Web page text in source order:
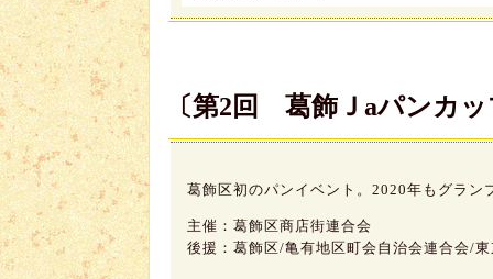
〔第2回 葛飾Ｊaパン
葛飾区初のパンイベント。2020年もグラン
主催：葛飾区商店街連合会
後援：葛飾区/亀有地区町会自治会連合会/